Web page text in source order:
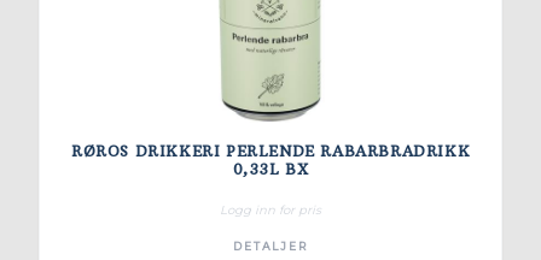
RØROS DRIKKERI PERLENDE RABARBRADRIKK
0,33L BX
Logg inn for pris
DETALJER